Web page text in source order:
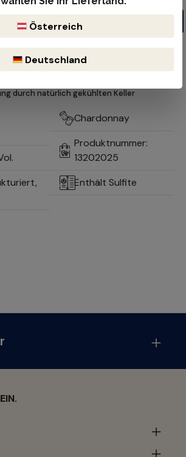
In den Warenkorb
ab 99€
Versand durch DHL oder der öst.
durch natürlich gekühlten Keller
Chardonnay
Produktnummer:
13202025
Enthält Sulfite
Österreich
Deutschland